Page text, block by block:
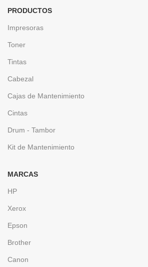
PRODUCTOS
Impresoras
Toner
Tintas
Cabezal
Cajas de Mantenimiento
Cintas
Drum - Tambor
Kit de Mantenimiento
MARCAS
HP
Xerox
Epson
Brother
Canon